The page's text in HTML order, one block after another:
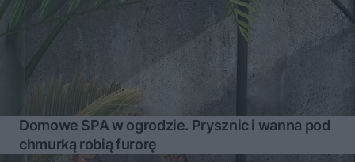
Domowe SPA w ogrodzie. Prysznic i wanna pod
chmurką robią furorę